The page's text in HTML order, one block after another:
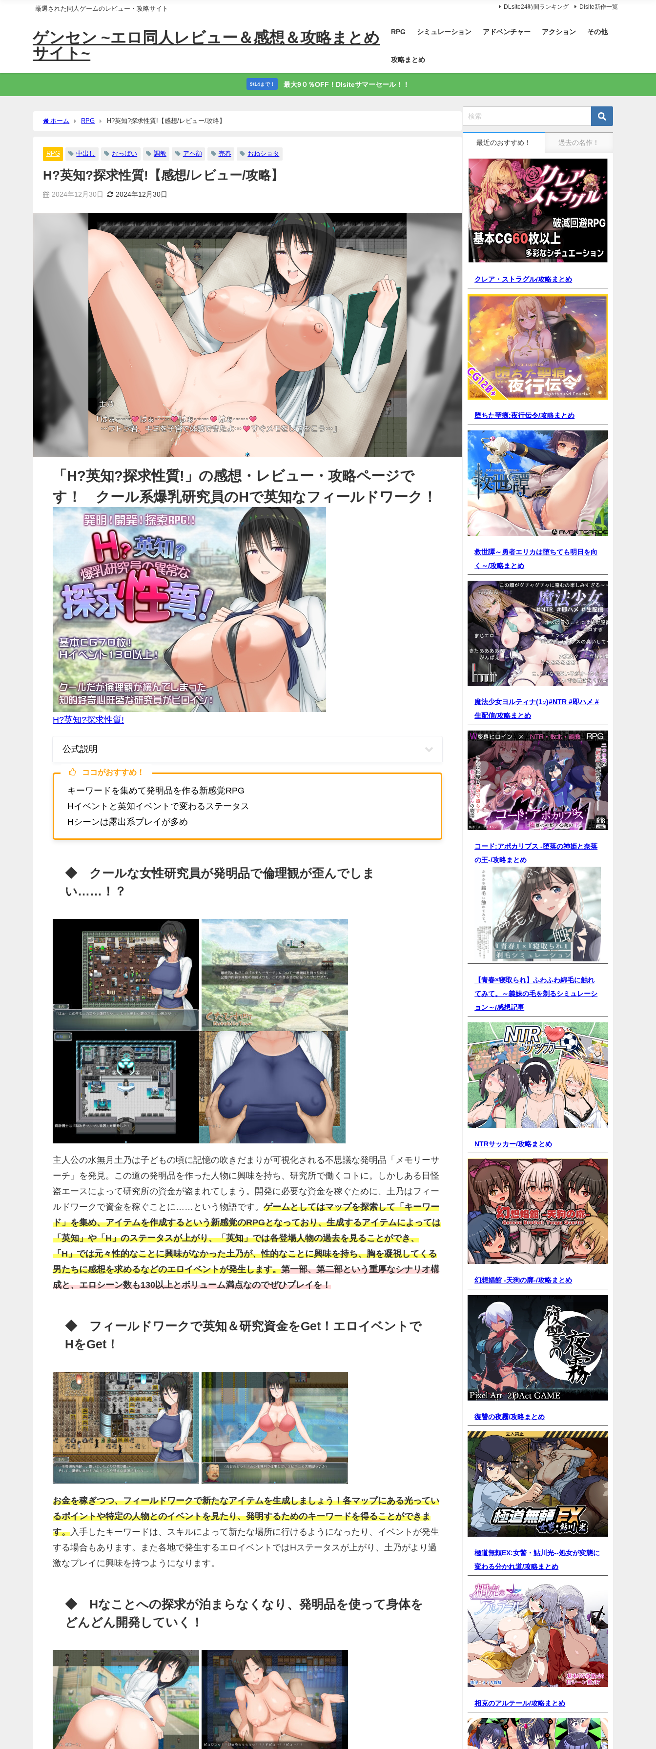
厳選された同人ゲームのレビュー・攻略サイト DLsite24時間ランキング Dlsite新作一覧
ゲンセン ~エロ同人レビュー＆感想＆攻略まとめ
サイト~
RPG シミュレーション アドベンチャー アクション その他
攻略まとめ
9/14まで！ 最大9０％OFF！Dlsiteサマーセール！！
ホーム RPG H?英知?探求性質!【感想/レビュー/攻略】
RPG 中出し おっぱい 調教 アヘ顔 売春 おねショタ
H?英知?探求性質!【感想/レビュー/攻略】
2024年12月30日 2024年12月30日
「H?英知?探求性質!」の感想・レビュー・攻略ページで
す！ クール系爆乳研究員のHで英知なフィールドワーク！
H?英知?探求性質!
公式説明
ココがおすすめ！
キーワードを集めて発明品を作る新感覚RPG
Hイベントと英知イベントで変わるステータス
Hシーンは露出系プレイが多め
◆ クールな女性研究員が発明品で倫理観が歪んでしま
い……！？
主人公の水無月土乃は子どもの頃に記憶の吹きだまりが可視化される不思議な発明品「メモリーサ
ーチ」を発見。この道の発明品を作った人物に興味を持ち、研究所で働くコトに。しかしある日怪
盗エースによって研究所の資金が盗まれてしまう。開発に必要な資金を稼ぐために、土乃はフィー
ルドワークで資金を稼ぐことに……という物語です。ゲームとしてはマップを探索して「キーワー
ド」を集め、アイテムを作成するという新感覚のRPGとなっており、生成するアイテムによっては
「英知」や「H」のステータスが上がり、「英知」では各登場人物の過去を見ることができ、
「H」では元々性的なことに興味がなかった土乃が、性的なことに興味を持ち、胸を凝視してくる
男たちに感想を求めるなどのエロイベントが発生します。第一部、第二部という重厚なシナリオ構
成と、エロシーン数も130以上とボリューム満点なのでぜひプレイを！
◆ フィールドワークで英知＆研究資金をGet！エロイベントで
HをGet！
お金を稼ぎつつ、フィールドワークで新たなアイテムを生成しましょう！各マップにある光ってい
るポイントや特定の人物とのイベントを見たり、発明するためのキーワードを得ることができま
す。 入手したキーワードは、スキルによって新たな場所に行けるようになったり、イベントが発生
する場合もあります。また各地で発生するエロイベントではHステータスが上がり、土乃がより過
激なプレイに興味を持つようになります。
◆ Hなことへの探求が泊まらなくなり、発明品を使って身体を
どんどん開発していく！
最近のおすすめ！ 過去の名作！
クレア・ストラグル/攻略まとめ
堕ちた聖痕:夜行伝令/攻略まとめ
救世譚～勇者エリカは堕ちても明日を向
く～/攻略まとめ
魔法少女ヨルティナ(1○)#NTR #即ハメ #
生配信/攻略まとめ
コード:アポカリプス -堕落の神姫と奈落
の王-/攻略まとめ
【青春×寝取られ】ふわふわ綿毛に触れ
てみて。～義妹の毛を剃るシミュレーシ
ョン～/感想記事
NTRサッカー/攻略まとめ
幻想娼館 -天狗の廓-/攻略まとめ
復讐の夜霧/攻略まとめ
極道無頼EX:女警・鮎川光--処女が変態に
変わる分かれ道/攻略まとめ
相克のアルテール/攻略まとめ